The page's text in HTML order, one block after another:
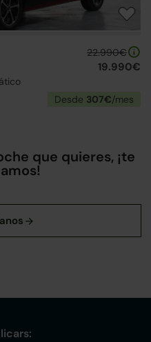
22.990€
19.990€
Desde 307€/mes
que quieres, ¡te